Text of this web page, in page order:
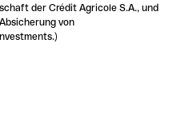
der Crédit Agricole S.A., und
von